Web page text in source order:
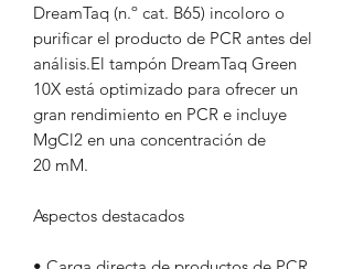
DreamTaq (n.º cat. B65) incoloro o
purificar el producto de PCR antes del
análisis.El tampón DreamTaq Green
10X está optimizado para ofrecer un
gran rendimiento en PCR e incluye
MgCl2 en una concentración de
20 mM.
Aspectos destacados